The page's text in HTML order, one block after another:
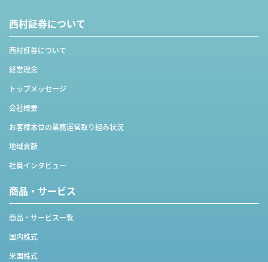
西村証券について
西村証券について
経営理念
トップメッセージ
会社概要
お客様本位の業務運営取り組み状況
地域貢献
社員インタビュー
商品・サービス
商品・サービス一覧
国内株式
米国株式